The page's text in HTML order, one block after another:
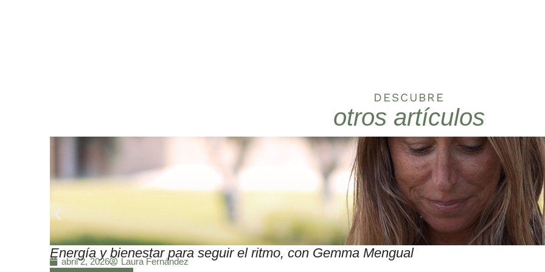
DESCUBRE
otros artículos
Energía y bienestar para seguir el ritmo, con Gemma Mengual
abril 2, 2026 Laura Fernández